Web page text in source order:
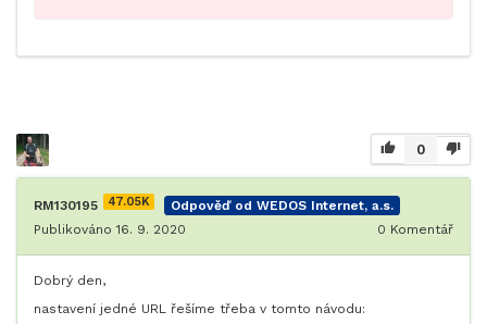
0
RM130195 47.05K
Odpověď od WEDOS Internet, a.s.
Publikováno 16. 9. 2020
0 Komentář
Dobrý den,
nastavení jedné URL řešíme třeba v tomto návodu: